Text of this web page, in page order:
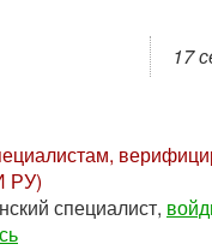
17
РУ)
специалист,